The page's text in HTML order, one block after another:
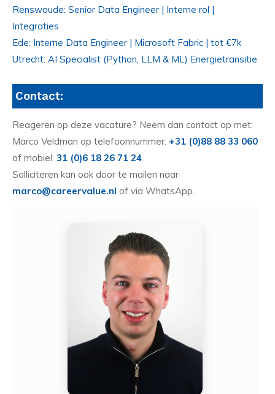
Renswoude: Senior Data Engineer | Interne rol |
Integraties
Ede: Interne Data Engineer | Microsoft Fabric | tot €7k
Utrecht: AI Specialist (Python, LLM & ML) Energietransitie
Contact:
Reageren op deze vacature? Neem dan contact op met:
Marco Veldman op telefoonnummer: +31 (0)88 88 33 060
of mobiel: 31 (0)6 18 26 71 24.
Solliciteren kan ook door te mailen naar
marco@careervalue.nl of via WhatsApp.